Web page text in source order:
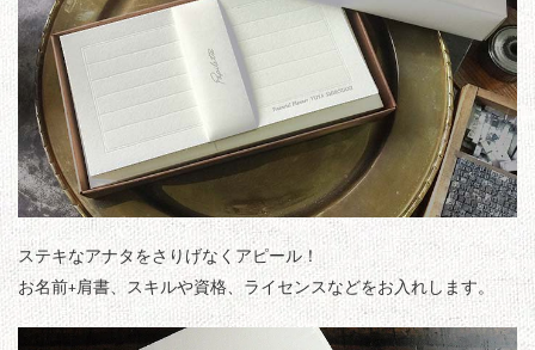
ステキなアナタをさりげなくアピール！
お名前+肩書、スキルや資格、ライセンスなどをお入れします。